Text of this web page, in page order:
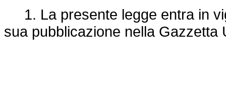
1. La presente legge entra in
sua pubblicazione nella Gazzetta